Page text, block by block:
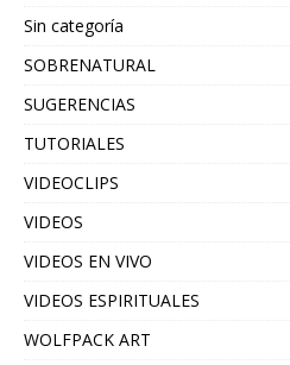
Sin categoría
SOBRENATURAL
SUGERENCIAS
TUTORIALES
VIDEOCLIPS
VIDEOS
VIDEOS EN VIVO
VIDEOS ESPIRITUALES
WOLFPACK ART